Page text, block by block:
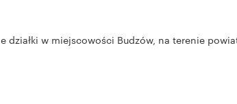
działki w miejscowości Budzów, na terenie